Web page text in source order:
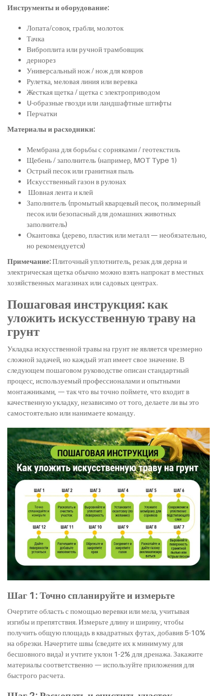
Инструменты и оборудование:
Лопата/совок, грабли, молоток
Тачка
Виброплита или ручной трамбовщик
дернорез
Универсальный нож / нож для ковров
Рулетка, меловая линия или веревка
Жесткая щетка / щетка с электроприводом
U-образные гвозди или ландшафтные штифты
Перчатки
Материалы и расходники:
Мембрана для борьбы с сорняками / геотекстиль
Щебень / заполнитель (например, MOT Type 1)
Острый песок или гранитная пыль
Искусственный газон в рулонах
Шовная лента и клей
Заполнитель (промытый кварцевый песок, полимерный
песок или безопасный для домашних животных
заполнитель)
Окантовка (дерево, пластик или металл — необязательно,
но рекомендуется)
Примечание:Плиточный уплотнитель, резак для дерна и
электрическая щетка обычно можно взять напрокат в местных
хозяйственных магазинах или садовых центрах.
Пошаговая инструкция: как
уложить искусственную траву на
грунт
Укладка искусственной травы на грунт не является чрезмерно
сложной задачей, но каждый этап имеет свое значение. В
следующем пошаговом руководстве описан стандартный
процесс, используемый профессионалами и опытными
монтажниками, — так что вы точно поймете, что входит в
качественную укладку, независимо от того, делаете ли вы это
самостоятельно или нанимаете команду.
Шаг 1: Точно спланируйте и измерьте
Очертите область с помощью веревки или мела, учитывая
изгибы и препятствия. Измерьте длину и ширину, чтобы
получить общую площадь в квадратных футах, добавив 5-10%
на обрезки. Начертите швы (сведите их к минимуму для
бесшовного вида) и учтите уклон 1-2% для дренажа. Закажите
материалы соответственно — используйте приложения для
быстрого расчета.